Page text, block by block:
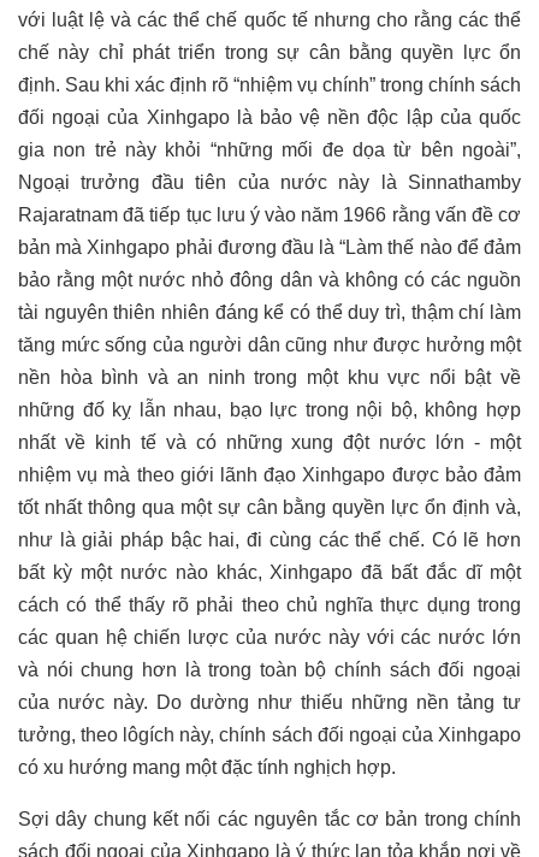
với luật lệ và các thể chế quốc tế nhưng cho rằng các thể
chế này chỉ phát triển trong sự cân bằng quyền lực ổn
định. Sau khi xác định rõ “nhiệm vụ chính” trong chính sách
đối ngoại của Xinhgapo là bảo vệ nền độc lập của quốc
gia non trẻ này khỏi “những mối đe dọa từ bên ngoài”,
Ngoại trưởng đầu tiên của nước này là Sinnathamby
Rajaratnam đã tiếp tục lưu ý vào năm 1966 rằng vấn đề cơ
bản mà Xinhgapo phải đương đầu là “Làm thế nào để đảm
bảo rằng một nước nhỏ đông dân và không có các nguồn
tài nguyên thiên nhiên đáng kể có thể duy trì, thậm chí làm
tăng mức sống của người dân cũng như được hưởng một
nền hòa bình và an ninh trong một khu vực nổi bật về
những đố kỵ lẫn nhau, bạo lực trong nội bộ, không hợp
nhất về kinh tế và có những xung đột nước lớn - một
nhiệm vụ mà theo giới lãnh đạo Xinhgapo được bảo đảm
tốt nhất thông qua một sự cân bằng quyền lực ổn định và,
như là giải pháp bậc hai, đi cùng các thể chế. Có lẽ hơn
bất kỳ một nước nào khác, Xinhgapo đã bất đắc dĩ một
cách có thể thấy rõ phải theo chủ nghĩa thực dụng trong
các quan hệ chiến lược của nước này với các nước lớn
và nói chung hơn là trong toàn bộ chính sách đối ngoại
của nước này. Do dường như thiếu những nền tảng tư
tưởng, theo lôgích này, chính sách đối ngoại của Xinhgapo
có xu hướng mang một đặc tính nghịch hợp.
Sợi dây chung kết nối các nguyên tắc cơ bản trong chính
sách đối ngoại của Xinhgapo là ý thức lan tỏa khắp nơi về